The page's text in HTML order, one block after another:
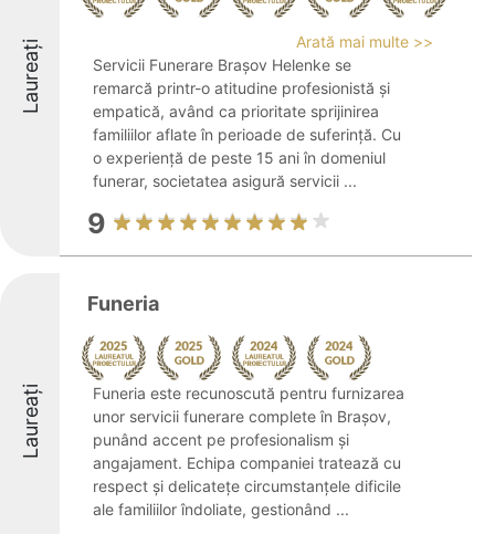
Laureați
Arată mai multe >>
Servicii Funerare Brașov Helenke se
remarcă printr-o atitudine profesionistă și
empatică, având ca prioritate sprijinirea
familiilor aflate în perioade de suferință. Cu
o experiență de peste 15 ani în domeniul
funerar, societatea asigură servicii ...
9
Laureați
Funeria
Funeria este recunoscută pentru furnizarea
unor servicii funerare complete în Brașov,
punând accent pe profesionalism și
angajament. Echipa companiei tratează cu
respect și delicatețe circumstanțele dificile
ale familiilor îndoliate, gestionând ...